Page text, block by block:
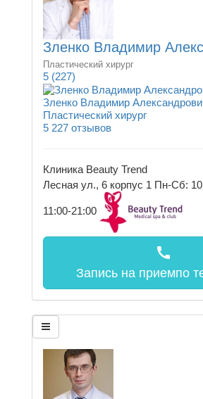
Зленко Владимир
Пластический хирург
5 (227)
Зленко Владимир
Пластический хирург
5 227 отзывов
Клиника Beauty Trend
Лесная ул., 6 корпус 1 Пн-Сб:
11:00-21:00
call
Запись на приемпо